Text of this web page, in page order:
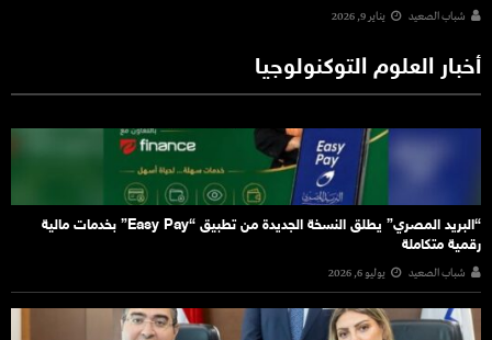
شباب الصعيد يناير 9, 2026
أخبار العلوم التوكنولوجيا
“البريد المصري” يطلق النسخة الجديدة من تطبيق “Easy Pay” بخدمات مالية
رقمية متكاملة
شباب الصعيد يوليو 6, 2026